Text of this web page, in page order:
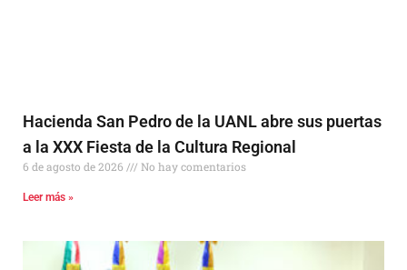
Hacienda San Pedro de la UANL abre sus puertas
a la XXX Fiesta de la Cultura Regional
6 de agosto de 2026 No hay comentarios
Leer más »